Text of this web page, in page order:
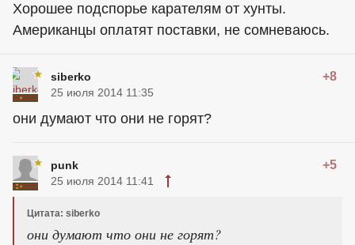
Хорошее подспорье карателям от хунты.
Американцы оплатят поставки, не сомневаюсь.
siberko +8
25 июля 2014 11:35
они думают что они не горят?
punk +5
25 июля 2014 11:41
Цитата: siberko
они думают что они не горят?